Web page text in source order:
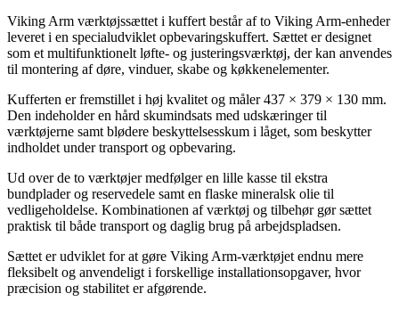
Viking Arm værktøjssættet i kuffert består af to Viking Arm-enheder
leveret i en specialudviklet opbevaringskuffert. Sættet er designet
som et multifunktionelt løfte- og justeringsværktøj, der kan anvendes
til montering af døre, vinduer, skabe og køkkenelementer.
Kufferten er fremstillet i høj kvalitet og måler 437 × 379 × 130 mm.
Den indeholder en hård skumindsats med udskæringer til
værktøjerne samt blødere beskyttelsesskum i låget, som beskytter
indholdet under transport og opbevaring.
Ud over de to værktøjer medfølger en lille kasse til ekstra
bundplader og reservedele samt en flaske mineralsk olie til
vedligeholdelse. Kombinationen af værktøj og tilbehør gør sættet
praktisk til både transport og daglig brug på arbejdspladsen.
Sættet er udviklet for at gøre Viking Arm-værktøjet endnu mere
fleksibelt og anvendeligt i forskellige installationsopgaver, hvor
præcision og stabilitet er afgørende.